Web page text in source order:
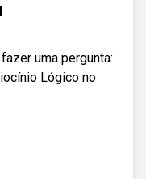
uma pergunta:
Lógico no